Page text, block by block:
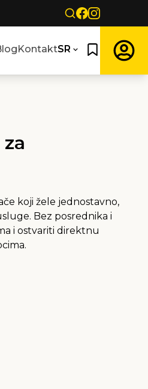
KontaktSR
koji žele jednostavno,
Bez posrednika i
i ostvariti direktnu